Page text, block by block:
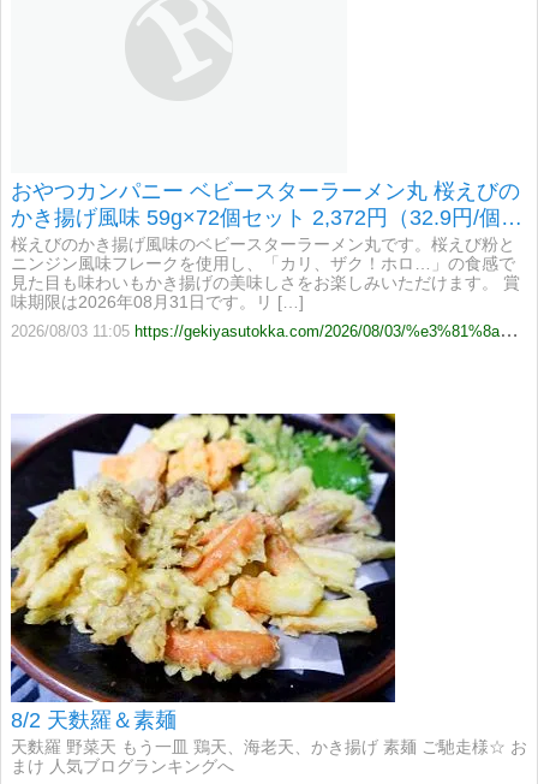
おやつカンパニー ベビースターラーメン丸 桜えびの
かき揚げ風味 59g×72個セット 2,372円（32.9円/個）
送料無料など！
桜えびのかき揚げ風味のベビースターラーメン丸です。桜えび粉と
ニンジン風味フレークを使用し、「カリ、ザク！ホロ…」の食感で
見た目も味わいもかき揚げの美味しさをお楽しみいただけます。 賞
味期限は2026年08月31日です。リ […]
2026/08/03 11:05 https://gekiyasutokka.com/2026/08/03/%e3%81%8a%e3%82%84%e3%81%a4%e3%82%ab%e3%83%b3%e3%83%91%e3%83%8b%e3%83%bc-%e3%83%99%e3%83%93%e3%83%bc%e3%82%b9%e3%82%bf%e3%83%bc%e3%83%a9%e3%83%bc%e3%83%a1%e3%83%b3%e4%b8%b8-%e6%a1%9c%e3%81%88%e3%81%b3/
8/2 天麩羅＆素麺
天麩羅 野菜天 もう一皿 鶏天、海老天、かき揚げ 素麺 ご馳走様☆ お
まけ 人気ブログランキングへ